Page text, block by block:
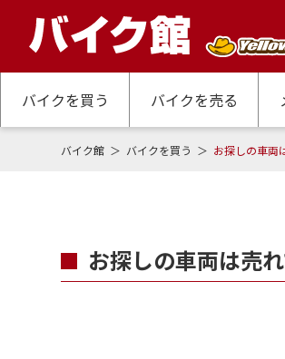
バイクを買う バイクを売る
バイク館 バイクを買う お探しの車両
お探しの車両は売